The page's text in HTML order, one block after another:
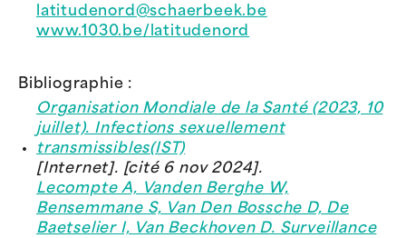
latitudenord@schaerbeek.be
www.1030.be/latitudenord
Bibliographie :
Organisation Mondiale de la Santé (2023, 10
juillet). Infections sexuellement
transmissibles(IST)
[Internet]. [cité 6 nov 2024].
Lecompte A, Vanden Berghe W,
Bensemmane S, Van Den Bossche D, De
Baetselier I, Van Beckhoven D. Surveillance